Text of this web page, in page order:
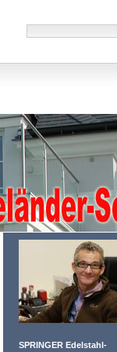
SPRINGER Edelstahl-